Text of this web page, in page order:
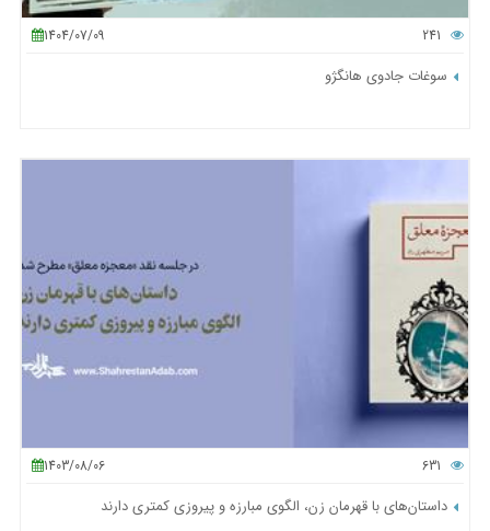
1404/07/09
سوغات جادوی هانگژو
1403/08/06
داستان‌های با قهرمان زن، الگوی مبارزه و پیروزی کمتری دارند